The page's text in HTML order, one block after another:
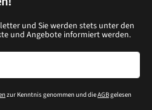
und Sie werden stets unter den
und Angebote informiert werden.
zur Kenntnis genommen und dieAGBgelesen